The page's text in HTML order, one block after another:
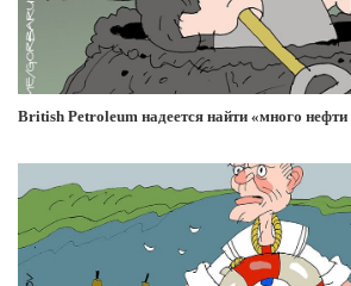
British Petroleum надеется найти «много нефти